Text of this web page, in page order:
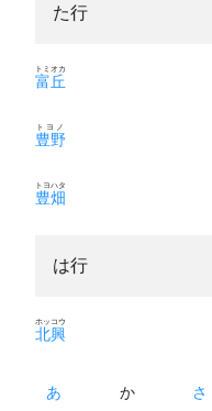
た行
富丘
トミオカ
豊野
トヨノ
豊畑
トヨハタ
は行
北興
ホッコウ
あ か さ